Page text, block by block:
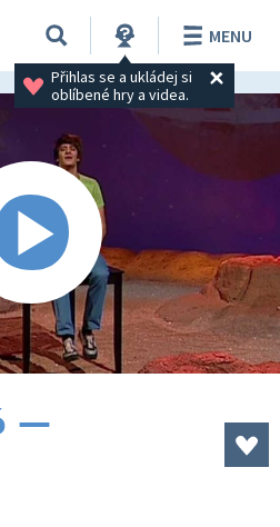
Přihlas se a ukládej si
oblíbené hry a videa.
MENU
—